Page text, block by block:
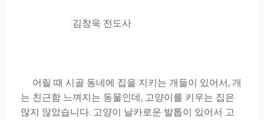
김창욱 전도사
어릴 때 시골 동네에 집을 지키는 개들이 있어서, 개
는 친근함 느껴지는 동물인데, 고양이를 키우는 집은
많지 않았습니다. 고양이 날카로운 발톱이 있어서 고